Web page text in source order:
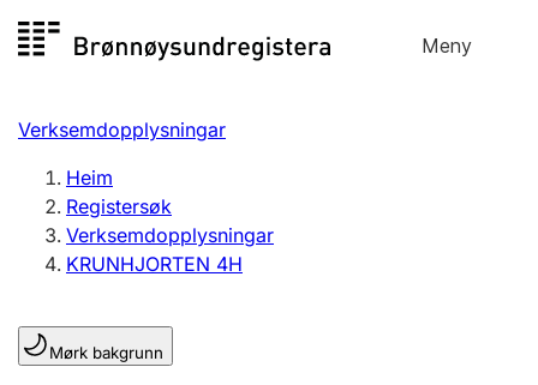
til
Meny
Registersøk
Aksjeselskap
Enkeltpersonføretak
Registrere, endre, slette
Lag og foreining
Verksemdopplysningar
Heim
Registersøk
Verksemdopplysningar
KRUNHJORTEN 4H
Mørk bakgrunn